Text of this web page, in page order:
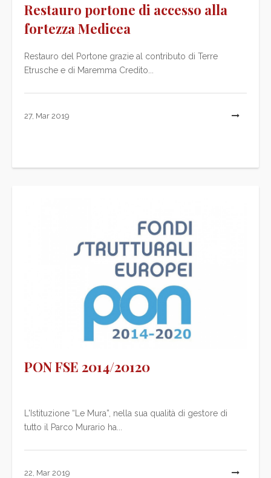
Restauro portone di accesso alla
fortezza Medicea
Restauro del Portone grazie al contributo di Terre
Etrusche e di Maremma Credito...
27, Mar 2019
PON FSE 2014/20120
L'Istituzione “Le Mura”, nella sua qualità di gestore di
tutto il Parco Murario ha...
22, Mar 2019